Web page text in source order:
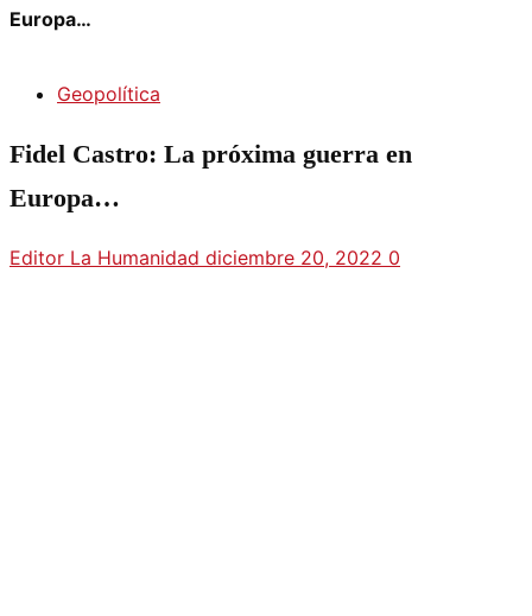
Europa…
Geopolítica
Fidel Castro: La próxima guerra en
Europa…
Editor La Humanidad diciembre 20, 2022 0